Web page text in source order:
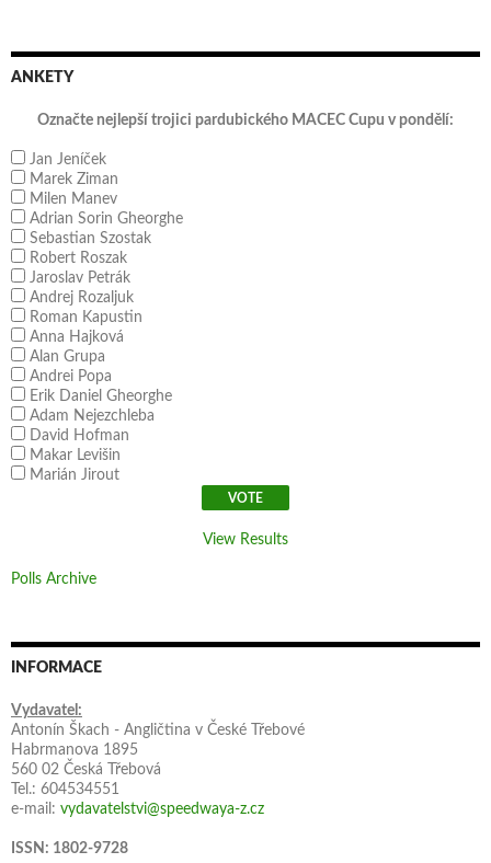
ANKETY
Označte nejlepší trojici pardubického MACEC Cupu v pondělí:
Jan Jeníček
Marek Ziman
Milen Manev
Adrian Sorin Gheorghe
Sebastian Szostak
Robert Roszak
Jaroslav Petrák
Andrej Rozaljuk
Roman Kapustin
Anna Hajková
Alan Grupa
Andrei Popa
Erik Daniel Gheorghe
Adam Nejezchleba
David Hofman
Makar Levišin
Marián Jirout
View Results
Polls Archive
INFORMACE
Vydavatel:
Antonín Škach - Angličtina v České Třebové
Habrmanova 1895
560 02 Česká Třebová
Tel.: 604534551
e-mail: vydavatelstvi@speedwaya-z.cz
ISSN: 1802-9728